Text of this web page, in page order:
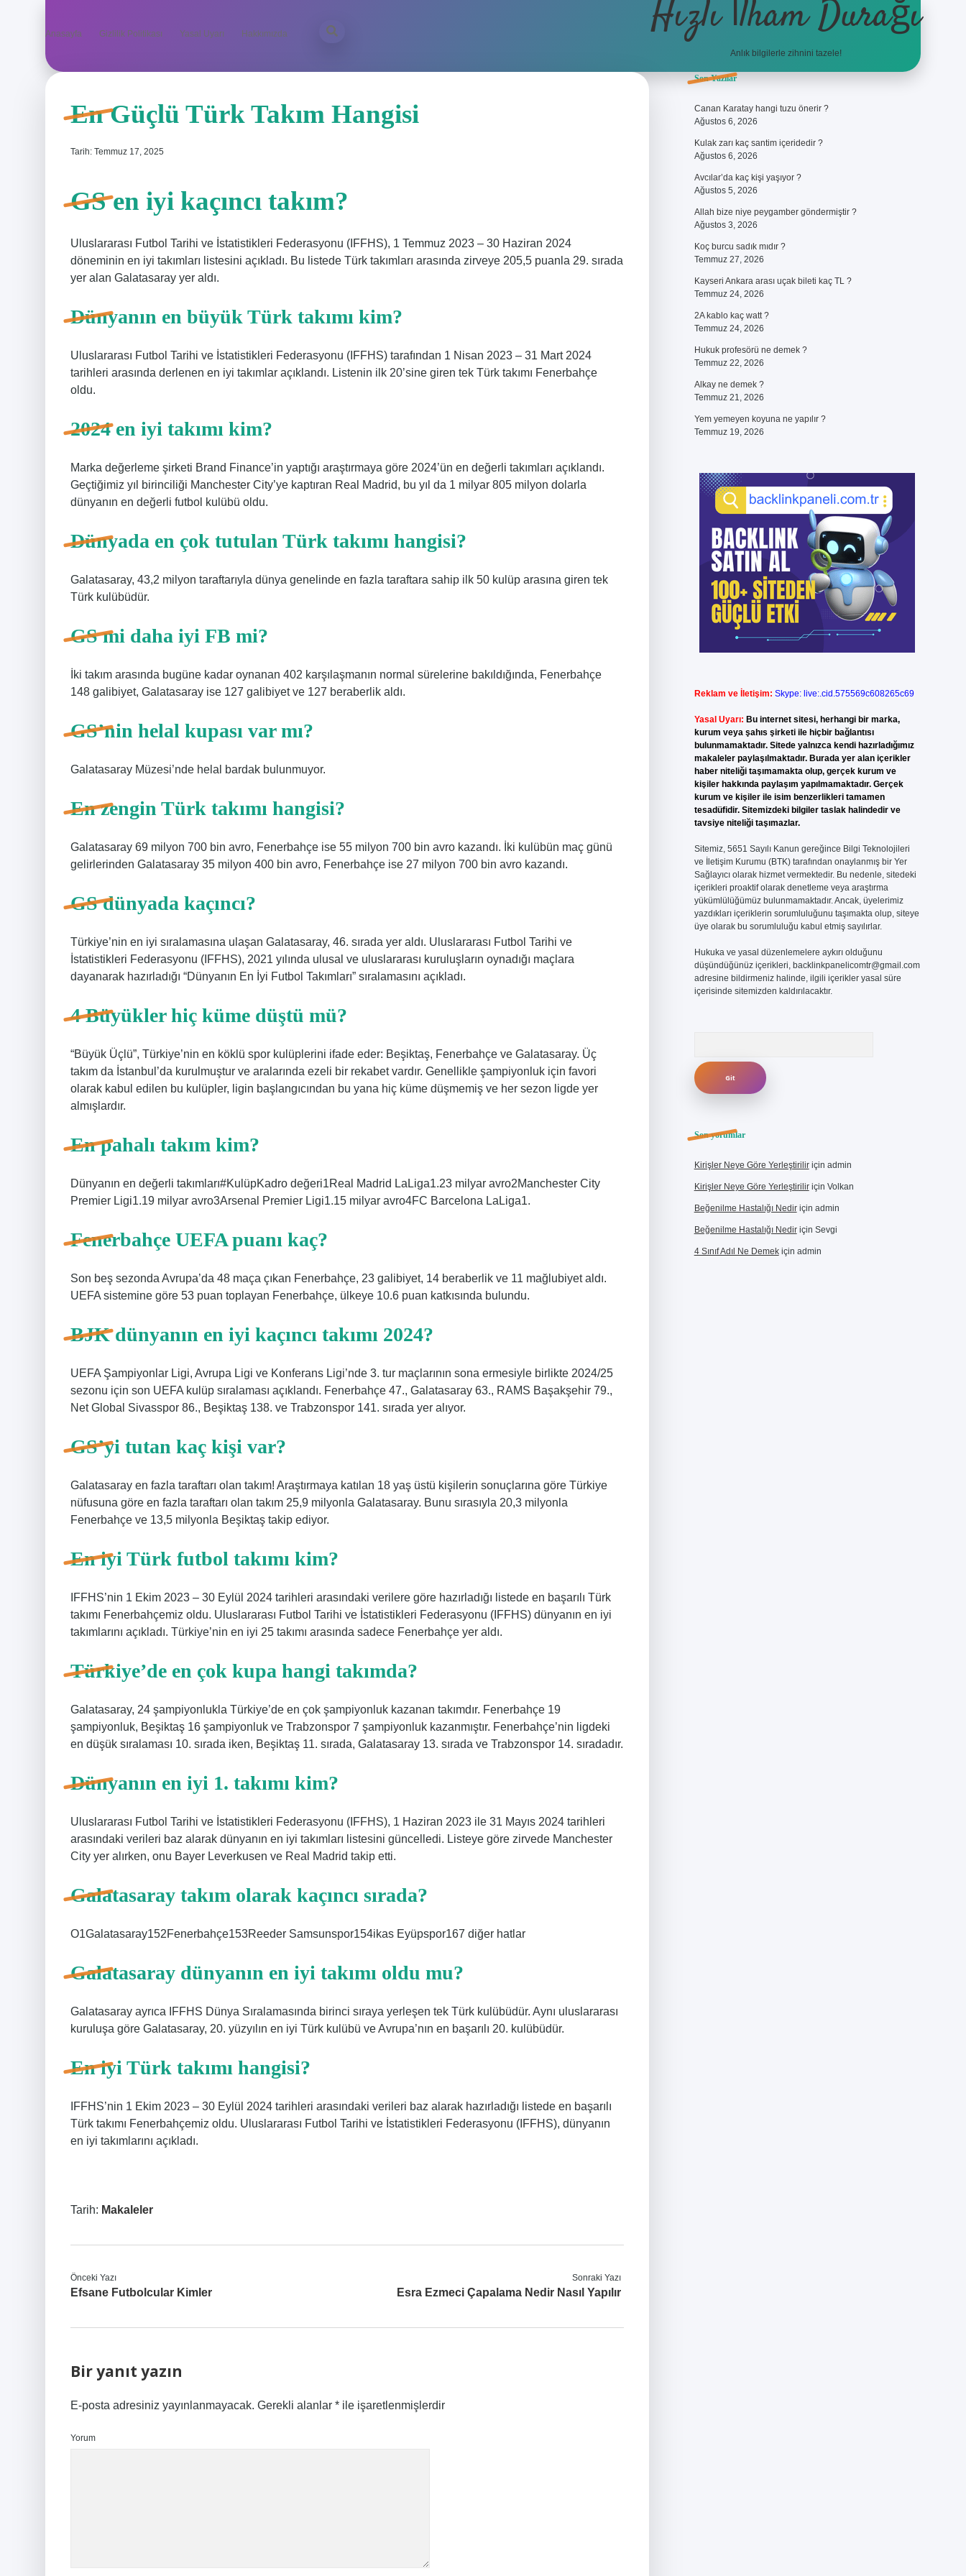
Anasayfa Gizlilik Politikası Yasal Uyarı Hakkımızda Hızlı İlham Durağı
Anlık bilgilerle zihnini tazele!
En Güçlü Türk Takım Hangisi
Tarih: Temmuz 17, 2025
GS en iyi kaçıncı takım?
Uluslararası Futbol Tarihi ve İstatistikleri Federasyonu (IFFHS), 1 Temmuz 2023 – 30 Haziran 2024
döneminin en iyi takımları listesini açıkladı. Bu listede Türk takımları arasında zirveye 205,5 puanla 29. sırada
yer alan Galatasaray yer aldı.
Dünyanın en büyük Türk takımı kim?
Uluslararası Futbol Tarihi ve İstatistikleri Federasyonu (IFFHS) tarafından 1 Nisan 2023 – 31 Mart 2024
tarihleri ​​arasında derlenen en iyi takımlar açıklandı. Listenin ilk 20’sine giren tek Türk takımı Fenerbahçe
oldu.
2024 en iyi takımı kim?
Marka değerleme şirketi Brand Finance’in yaptığı araştırmaya göre 2024’ün en değerli takımları açıklandı.
Geçtiğimiz yıl birinciliği Manchester City’ye kaptıran Real Madrid, bu yıl da 1 milyar 805 milyon dolarla
dünyanın en değerli futbol kulübü oldu.
Dünyada en çok tutulan Türk takımı hangisi?
Galatasaray, 43,2 milyon taraftarıyla dünya genelinde en fazla taraftara sahip ilk 50 kulüp arasına giren tek
Türk kulübüdür.
GS mi daha iyi FB mi?
İki takım arasında bugüne kadar oynanan 402 karşılaşmanın normal sürelerine bakıldığında, Fenerbahçe
148 galibiyet, Galatasaray ise 127 galibiyet ve 127 beraberlik aldı.
GS’nin helal kupası var mı?
Galatasaray Müzesi’nde helal bardak bulunmuyor.
En zengin Türk takımı hangisi?
Galatasaray 69 milyon 700 bin avro, Fenerbahçe ise 55 milyon 700 bin avro kazandı. İki kulübün maç günü
gelirlerinden Galatasaray 35 milyon 400 bin avro, Fenerbahçe ise 27 milyon 700 bin avro kazandı.
GS dünyada kaçıncı?
Türkiye’nin en iyi sıralamasına ulaşan Galatasaray, 46. sırada yer aldı. Uluslararası Futbol Tarihi ve
İstatistikleri Federasyonu (IFFHS), 2021 yılında ulusal ve uluslararası kuruluşların oynadığı maçlara
dayanarak hazırladığı “Dünyanın En İyi Futbol Takımları” sıralamasını açıkladı.
4 Büyükler hiç küme düştü mü?
“Büyük Üçlü”, Türkiye’nin en köklü spor kulüplerini ifade eder: Beşiktaş, Fenerbahçe ve Galatasaray. Üç
takım da İstanbul’da kurulmuştur ve aralarında ezeli bir rekabet vardır. Genellikle şampiyonluk için favori
olarak kabul edilen bu kulüpler, ligin başlangıcından bu yana hiç küme düşmemiş ve her sezon ligde yer
almışlardır.
En pahalı takım kim?
Dünyanın en değerli takımları#KulüpKadro değeri1Real Madrid LaLiga1.23 milyar avro2Manchester City
Premier Ligi1.19 milyar avro3Arsenal Premier Ligi1.15 milyar avro4FC Barcelona LaLiga1.
Fenerbahçe UEFA puanı kaç?
Son beş sezonda Avrupa’da 48 maça çıkan Fenerbahçe, 23 galibiyet, 14 beraberlik ve 11 mağlubiyet aldı.
UEFA sistemine göre 53 puan toplayan Fenerbahçe, ülkeye 10.6 puan katkısında bulundu.
BJK dünyanın en iyi kaçıncı takımı 2024?
UEFA Şampiyonlar Ligi, Avrupa Ligi ve Konferans Ligi’nde 3. tur maçlarının sona ermesiyle birlikte 2024/25
sezonu için son UEFA kulüp sıralaması açıklandı. Fenerbahçe 47., Galatasaray 63., RAMS Başakşehir 79.,
Net Global Sivasspor 86., Beşiktaş 138. ve Trabzonspor 141. sırada yer alıyor.
GS’yi tutan kaç kişi var?
Galatasaray en fazla taraftarı olan takım! Araştırmaya katılan 18 yaş üstü kişilerin sonuçlarına göre Türkiye
nüfusuna göre en fazla taraftarı olan takım 25,9 milyonla Galatasaray. Bunu sırasıyla 20,3 milyonla
Fenerbahçe ve 13,5 milyonla Beşiktaş takip ediyor.
En iyi Türk futbol takımı kim?
IFFHS’nin 1 Ekim 2023 – 30 Eylül 2024 tarihleri ​​arasındaki verilere göre hazırladığı listede en başarılı Türk
takımı Fenerbahçemiz oldu. Uluslararası Futbol Tarihi ve İstatistikleri Federasyonu (IFFHS) dünyanın en iyi
takımlarını açıkladı. Türkiye’nin en iyi 25 takımı arasında sadece Fenerbahçe yer aldı.
Türkiye’de en çok kupa hangi takımda?
Galatasaray, 24 şampiyonlukla Türkiye’de en çok şampiyonluk kazanan takımdır. Fenerbahçe 19
şampiyonluk, Beşiktaş 16 şampiyonluk ve Trabzonspor 7 şampiyonluk kazanmıştır. Fenerbahçe’nin ligdeki
en düşük sıralaması 10. sırada iken, Beşiktaş 11. sırada, Galatasaray 13. sırada ve Trabzonspor 14. sıradadır.
Dünyanın en iyi 1. takımı kim?
Uluslararası Futbol Tarihi ve İstatistikleri Federasyonu (IFFHS), 1 Haziran 2023 ile 31 Mayıs 2024 tarihleri ​​
arasındaki verileri baz alarak dünyanın en iyi takımları listesini güncelledi. Listeye göre zirvede Manchester
City yer alırken, onu Bayer Leverkusen ve Real Madrid takip etti.
Galatasaray takım olarak kaçıncı sırada?
O1Galatasaray152Fenerbahçe153Reeder Samsunspor154ikas Eyüpspor167 diğer hatlar
Galatasaray dünyanın en iyi takımı oldu mu?
Galatasaray ayrıca IFFHS Dünya Sıralamasında birinci sıraya yerleşen tek Türk kulübüdür. Aynı uluslararası
kuruluşa göre Galatasaray, 20. yüzyılın en iyi Türk kulübü ve Avrupa’nın en başarılı 20. kulübüdür.
En iyi Türk takımı hangisi?
IFFHS’nin 1 Ekim 2023 – 30 Eylül 2024 tarihleri ​​arasındaki verileri baz alarak hazırladığı listede en başarılı
Türk takımı Fenerbahçemiz oldu. Uluslararası Futbol Tarihi ve İstatistikleri Federasyonu (IFFHS), dünyanın
en iyi takımlarını açıkladı.
Tarih: Makaleler
Önceki Yazı
Efsane Futbolcular Kimler
Sonraki Yazı
Esra Ezmeci Çapalama Nedir Nasıl Yapılır
Bir yanıt yazın
E-posta adresiniz yayınlanmayacak. Gerekli alanlar * ile işaretlenmişlerdir
Yorum
Sidebar
Son Yazılar
Canan Karatay hangi tuzu önerir ?
Ağustos 6, 2026
Kulak zarı kaç santim içeridedir ?
Ağustos 6, 2026
Avcılar’da kaç kişi yaşıyor ?
Ağustos 5, 2026
Allah bize niye peygamber göndermiştir ?
Ağustos 3, 2026
Koç burcu sadık mıdır ?
Temmuz 27, 2026
Kayseri Ankara arası uçak bileti kaç TL ?
Temmuz 24, 2026
2A kablo kaç watt ?
Temmuz 24, 2026
Hukuk profesörü ne demek ?
Temmuz 22, 2026
Alkay ne demek ?
Temmuz 21, 2026
Yem yemeyen koyuna ne yapılır ?
Temmuz 19, 2026
Reklam ve İletişim: Skype: live:.cid.575569c608265c69
Yasal Uyarı: Bu internet sitesi, herhangi bir marka,
kurum veya şahıs şirketi ile hiçbir bağlantısı
bulunmamaktadır. Sitede yalnızca kendi hazırladığımız
makaleler paylaşılmaktadır. Burada yer alan içerikler
haber niteliği taşımamakta olup, gerçek kurum ve
kişiler hakkında paylaşım yapılmamaktadır. Gerçek
kurum ve kişiler ile isim benzerlikleri tamamen
tesadüfidir. Sitemizdeki bilgiler taslak halindedir ve
tavsiye niteliği taşımazlar.
Sitemiz, 5651 Sayılı Kanun gereğince Bilgi Teknolojileri
ve İletişim Kurumu (BTK) tarafından onaylanmış bir Yer
Sağlayıcı olarak hizmet vermektedir. Bu nedenle, sitedeki
içerikleri proaktif olarak denetleme veya araştırma
yükümlülüğümüz bulunmamaktadır. Ancak, üyelerimiz
yazdıkları içeriklerin sorumluluğunu taşımakta olup, siteye
üye olarak bu sorumluluğu kabul etmiş sayılırlar.
Hukuka ve yasal düzenlemelere aykırı olduğunu
düşündüğünüz içerikleri, backlinkpanelicomtr@gmail.com
adresine bildirmeniz halinde, ilgili içerikler yasal süre
içerisinde sitemizden kaldırılacaktır.
Son yorumlar
Kirişler Neye Göre Yerleştiriliriçin admin
Kirişler Neye Göre Yerleştiriliriçin Volkan
Beğenilme Hastalığı Nediriçin admin
Beğenilme Hastalığı Nediriçin Sevgi
4 Sınıf Adıl Ne Demekiçin admin